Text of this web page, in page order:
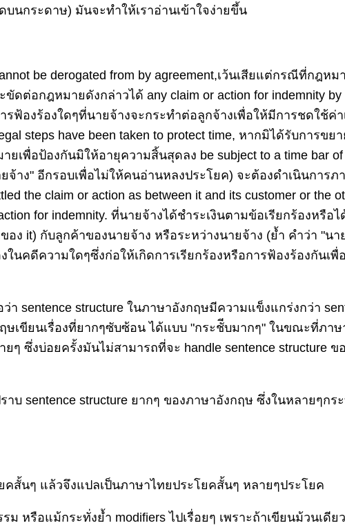
นกระดาษ) มันจะทำให้เราอ่านเข้าใจง่ายขึ้น
be derogated from by agreement,เว้นเสียแต่กรณีที่กฎหม
ต่อกฎหมายดังกล่าวได้ any claim or action for indemnity by
ารฟ้องร้องใดๆที่นายจ้างจะกระทำต่อลูกจ้างเพื่อให้มีการชดใช้ค่
steps have been taken to protect time, หากมิได้รับการขยา
เพื่อป้องกันมิให้อายุความสิ้นสุดลง be subject to a time bar of
จ้าง" อีกรอบเพื่อไม่ให้คนอ่านหลงประโยค) จะต้องดำเนินการภ
the claim or action as between it and its customer or the
for indemnity. ที่นายจ้างได้ชำระเงินตามข้อเรียกร้องหรือไ
ง it) กับลูกค้าของนายจ้าง หรือระหว่างนายจ้าง (ย้ำ คำว่า "นา
นคดีความใดๆซึ่งก่อให้เกิดการเรียกร้องหรือการฟ้องร้องกันเพื่
sentence structure ในภาษาอังกฤษมีความแข็งแกร่งกว่า
ษเขียนเรื่องที่ยากๆซับซ้อน ได้แบบ "กระชัีบมากๆ" ในขณะที่ภา
ๆ ซึ่งบ่อยครั้งมันไม่สามารถที่จะ handle sentence structure ข
าบ sentence structure ยากๆ ของภาษาอังกฤษ ซึ่งในหลายๆกร
สั้นๆ แล้วจึงแปลเป็นภาษาไทยประโยคสั้นๆ หลายๆประโยค
หรือแม้กระทั่งย้ำ modifiers ไปเรื่อยๆ เพราะถ้าเขียนม้วนเดีย